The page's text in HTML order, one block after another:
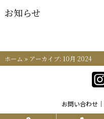
お知らせ
ホーム » アーカイブ: 10月 2024
お問い合わせ